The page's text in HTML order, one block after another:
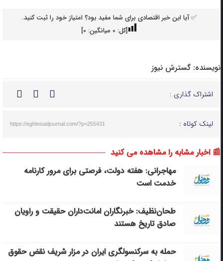
✅ آیا این خبر اقتصادی برای شما مفید بود؟ امتیاز خود را ثبت کنید.
[کل: 0میانگین: 0
]
نویسنده: گسترش نیوز
اشتراک گذاری :
لینک کوتاه : https://eghtesadjournal.com/?p=255431
📰 اخبار مشابه را مشاهده می کنید
مهاجرانی: هفته دولت، فرصتی برای مرور کارنامه
خدمت است
طحان‌نظیف: خبرنگاران امانت‌داران حقیقت و راویان
صادق تاریخ‌ هستند
حمله به سرکنسولگری ایران در مزار شریف نقض حقوق